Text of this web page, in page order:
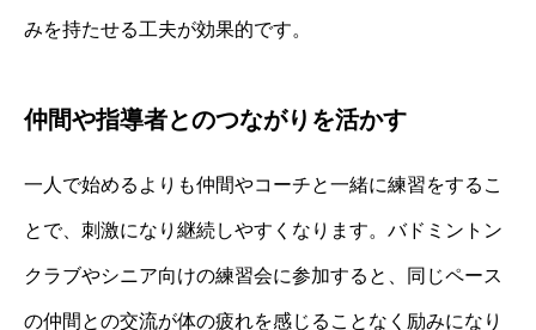
みを持たせる工夫が効果的です。
仲間や指導者とのつながりを活かす
一人で始めるよりも仲間やコーチと一緒に練習をするこ
とで、刺激になり継続しやすくなります。バドミントン
クラブやシニア向けの練習会に参加すると、同じペース
の仲間との交流が体の疲れを感じることなく励みになり